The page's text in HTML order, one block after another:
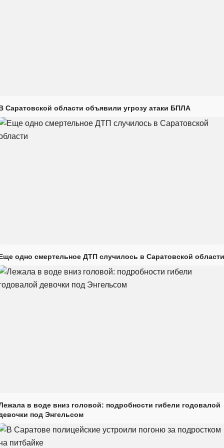
Саратовской области объявили угрозу атаки БПЛА
одно смертельное ДТП случилось в Саратовской области
в воде вниз головой: подробности гибели годовалой
под Энгельсом